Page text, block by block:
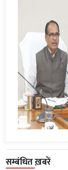
सम्बंधित ख़बरें